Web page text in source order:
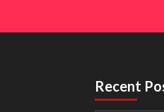
Recent